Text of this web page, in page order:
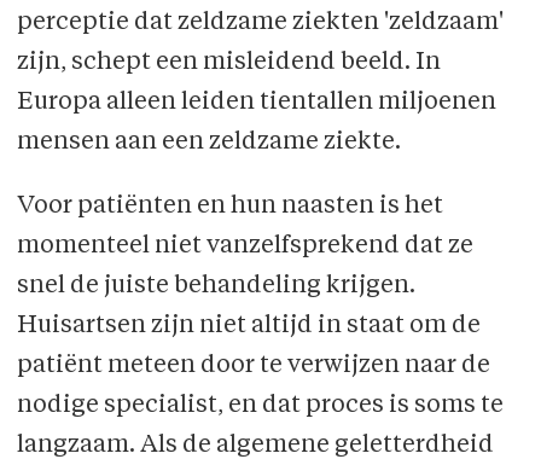
perceptie dat zeldzame ziekten 'zeldzaam'
zijn, schept een misleidend beeld. In
Europa alleen leiden tientallen miljoenen
mensen aan een zeldzame ziekte.
Voor patiënten en hun naasten is het
momenteel niet vanzelfsprekend dat ze
snel de juiste behandeling krijgen.
Huisartsen zijn niet altijd in staat om de
patiënt meteen door te verwijzen naar de
nodige specialist, en dat proces is soms te
langzaam. Als de algemene geletterdheid